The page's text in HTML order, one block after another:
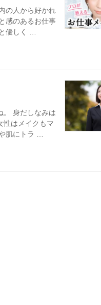
の人から好かれ
感のあるお仕事
優しく …
。 身だしなみは
性はメイクもマ
肌にトラ …